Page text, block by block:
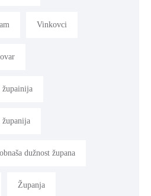
Vinkovci
župainija
županija
dužnost župana
Županja